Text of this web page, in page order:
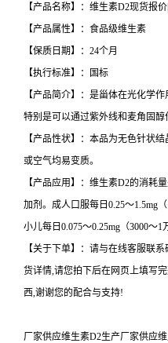
【产品名称】：维生素D2现货报
【产品属性】：食品级维生素
【保质日期】：24个月
【执行标准】：国标
【产品简介】：是甾体在光化学
特别是可以通过紫外线和麦角固醇
【产品性状】：本品为无色针状
或空气均易变质。
【产品应用】：维生素D2的消耗
加剂。成人口服每日0.25～1.5mg
小儿每日0.075～0.25mg（3000～1
【关于下单】：请与在线客服联
货详情,请您拍下后在网页上填写
西,谢谢您的配合与支持!
厂家供应维生素D2生产厂家供应